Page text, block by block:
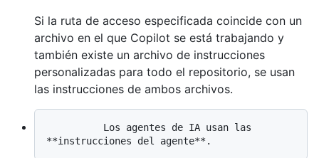
Si la ruta de acceso especificada coincide con un
archivo en el que Copilot se está trabajando y
también existe un archivo de instrucciones
personalizadas para todo el repositorio, se usan
las instrucciones de ambos archivos.